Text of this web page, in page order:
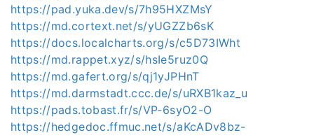
https://pad.yuka.dev/s/7h95HXZMsY
https://md.cortext.net/s/yUGZZb6sK
https://docs.localcharts.org/s/c5D73IWht
https://md.rappet.xyz/s/hsIe5ruz0Q
https://md.gafert.org/s/qj1yJPHnT
https://md.darmstadt.ccc.de/s/uRXB1kaz_u
https://pads.tobast.fr/s/VP-6syO2-O
https://hedgedoc.ffmuc.net/s/aKcADv8bz-